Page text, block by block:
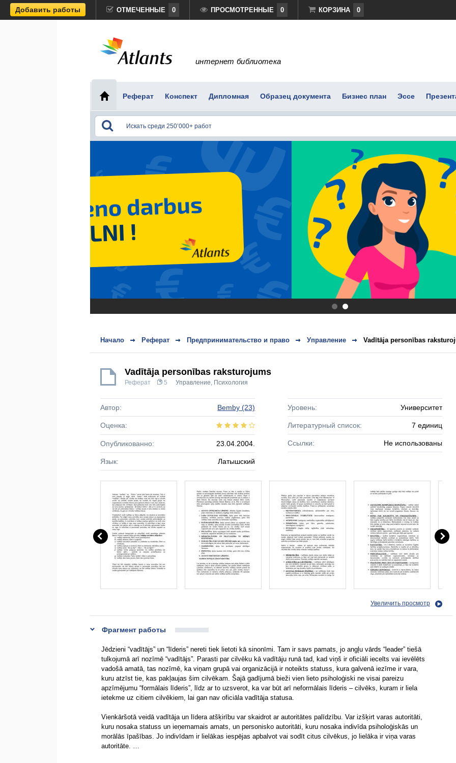
Добавить работы ОТМЕЧЕННЫЕ 0 ПРОСМОТРЕННЫЕ 0 КОРЗИНА 0
интернет библиотека
Реферат Конспект Дипломная Образец документа Бизнес план Эссе
.
Начало Реферат Предпринимательство и право Управление Vadītāja personības
Vadītāja personības raksturojums
Реферат 5 Управление, Психология
Автор: Bemby (23)
Оценка:
Опубликованно: 23.04.2004.
Язык: Латышский
Уровень: Университет
Литературный список: 7 единиц
Ссылки: Не использованы
Увеличить просмотр
Фрагмент работы
Jēdzieni “vadītājs” un “līderis” nereti tiek lietoti kā sinonīmi. Tam ir savs pamats, jo angļu vārds “leader” tiešā
tulkojumā arī nozīmē “vadītājs”. Parasti par cilvēku kā vadītāju runā tad, kad viņš ir oficiāli iecelts vai ievēlēts
vadošā amatā, tas nozīmē, ka viņam grupā vai organizācijā ir noteikts statuss, kura galvenā iezīme ir vara,
kuru atzīst tie, kas pakļaujas šim cilvēkam. Šajā gadījumā bieži vien lieto psiholoģiski ne visai pareizu
apzīmējumu “formālais līderis”, līdz ar to uzsverot, ka var būt arī neformālais līderis – cilvēks, kuram ir liela
ietekme uz citiem cilvēkiem, lai gan nav oficiāla vadītāja statusa.
Vienkāršotā veidā vadītāja un līdera atšķirību var skaidrot ar autoritātes palīdzību. Var izšķirt varas autoritāti,
kuru nosaka statuss un ieņemamais amats, un personisko autoritāti, kuru nosaka indivīda psiholoģiskās un
morālās īpašības. Jo indivīdam ir lielākas iespējas apbalvot vai sodīt citus cilvēkus, jo lielāka ir viņa varas
autoritāte. …